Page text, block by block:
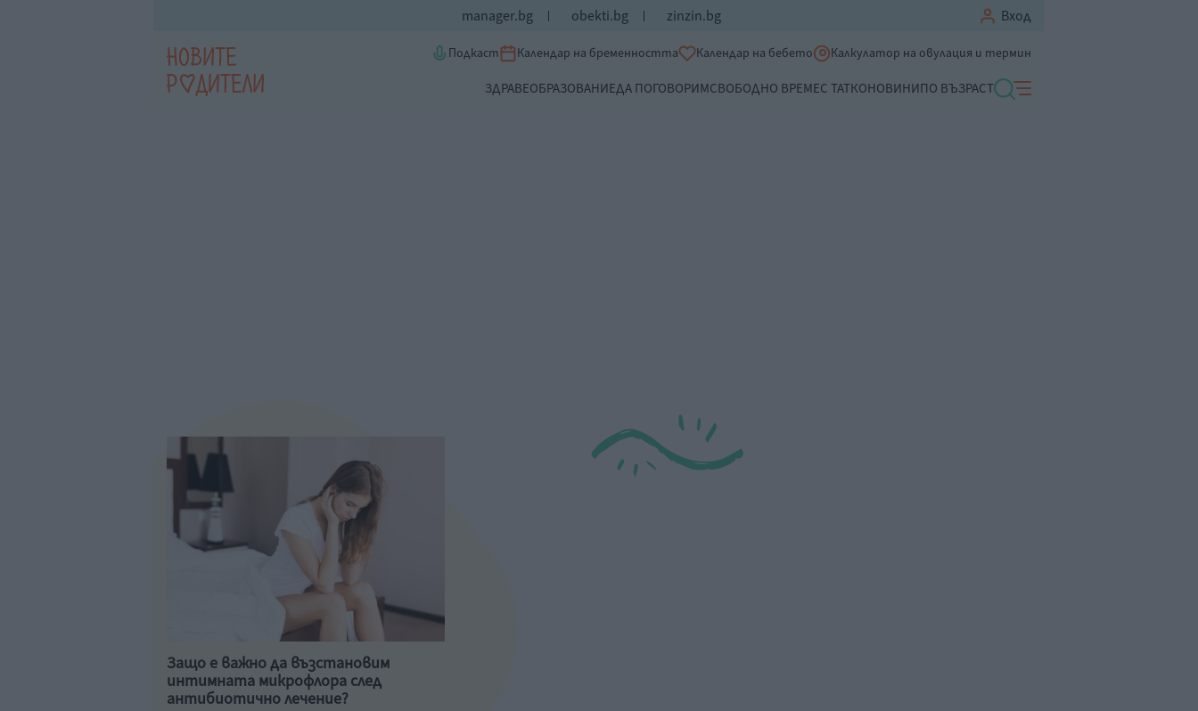
manager.bg obekti.bg zinzin.bg Вход
Подкаст Календар на бременността Календар на бебето Калкулатор на овулация и термин
ЗДРАВЕОБРАЗОВАНИЕДА ПОГОВОРИМСВОБОДНО ВРЕМЕС ТАТКОНОВИНИПО ВЪЗРАСТ
Защо е важно да възстановим
интимната микрофлора след
антибиотично лечение?